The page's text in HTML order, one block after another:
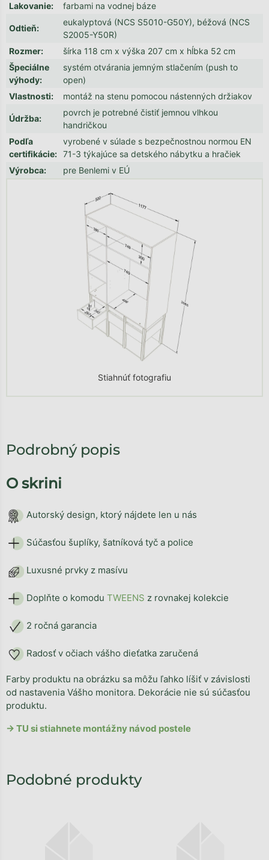
Lakovanie: farbami na vodnej báze
Odtieň:
eukalyptová (NCS S5010-G50Y), béžová (NCS
S2005-Y50R)
Rozmer:
šírka 118 cm x výška 207 cm x hĺbka 52 cm
Špeciálne
výhody:
systém otvárania jemným stlačením (push to
open)
Vlastnosti: montáž na stenu pomocou nástenných držiakov
Údržba:
povrch je potrebné čistiť jemnou vlhkou
handričkou
Podľa
certifikácie:
vyrobené v súlade s bezpečnostnou normou EN
71-3 týkajúce sa detského nábytku a hračiek
Výrobca: pre Benlemi v EÚ
Stiahnúť fotografiu
Podrobný popis
O skrini
Autorský design, ktorý nájdete len u nás
Súčasťou šuplíky, šatníková tyč a police
Luxusné prvky z masívu
Doplňte o komodu TWEENS z rovnakej kolekcie
2 ročná garancia
Radosť v očiach vášho dieťatka zaručená
Farby produktu na obrázku sa môžu ľahko líšiť v závislosti
od nastavenia Vášho monitora. Dekorácie nie sú súčasťou
produktu.
→ TU si stiahnete montážny návod postele